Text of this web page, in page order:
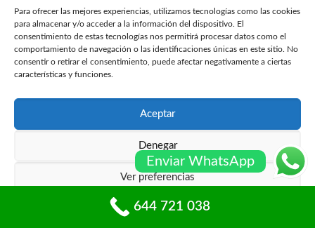
Para ofrecer las mejores experiencias, utilizamos tecnologías como las cookies
para almacenar y/o acceder a la información del dispositivo. El
consentimiento de estas tecnologías nos permitirá procesar datos como el
comportamiento de navegación o las identificaciones únicas en este sitio. No
consentir o retirar el consentimiento, puede afectar negativamente a ciertas
características y funciones.
Aceptar
Denegar
Ver preferencias
Política de cookiesPolíticas de privacidad
asegurar su efectividad y seguridad. A continuación,
se presentan recomendaciones prácticas para una
instalación exitosa:
Elegir la ubicación adecuada: Selecciona un
autorizados, pero que no sea obvio para los
intrusos. Las áreas ocultas, como detrás de
Verificar el soporte estructural
que la pared o el suelo donde se instalará la caja
fuerte pueda soportar su peso y que esté libre de
Enviar WhatsApp
644 721 038